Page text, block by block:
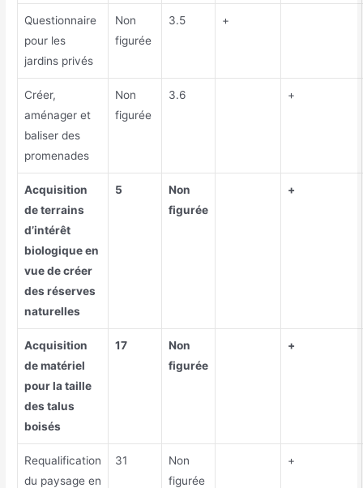
Questionnaire
pour les
jardins privés
Non
figurée
3.5 +
Créer,
aménager et
baliser des
promenades
Non
figurée
3.6 +
Acquisition
de terrains
d’intérêt
biologique en
vue de créer
des réserves
naturelles
5
Non
figurée
+
Acquisition
de matériel
pour la taille
des talus
boisés
17
Non
figurée
+
Requalification
du paysage en
31
Non
figurée
+